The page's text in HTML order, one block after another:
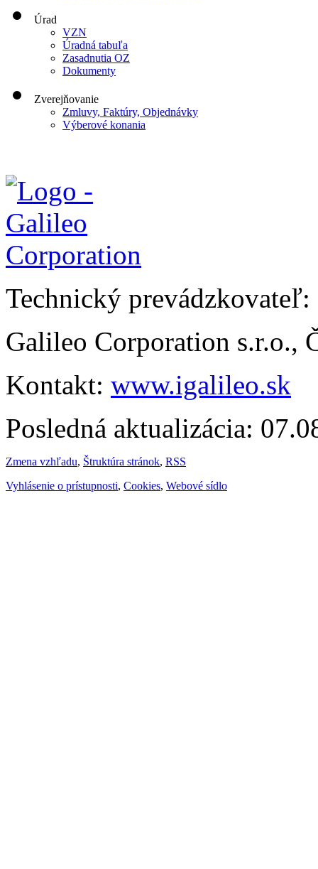
Úrad
VZN
Úradná tabuľa
Zasadnutia OZ
Dokumenty
Zverejňovanie
Zmluvy, Faktúry, Objednávky
Výberové konania
Technický prevádzkovateľ:
Galileo Corporation s.r.o.,
Kontakt: www.igalileo.sk
Posledná aktualizácia:
Zmena vzhľadu, Štruktúra stránok, RSS
Vyhlásenie o prístupnosti, Cookies, Webové sídlo